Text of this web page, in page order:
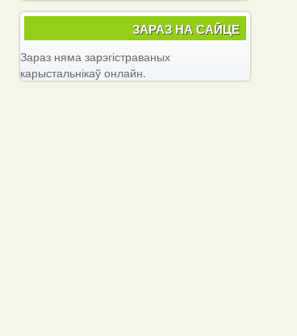
ЗАРАЗ НА САЙЦЕ
Зараз няма зарэгістраваных
карыстальнікаў онлайн.